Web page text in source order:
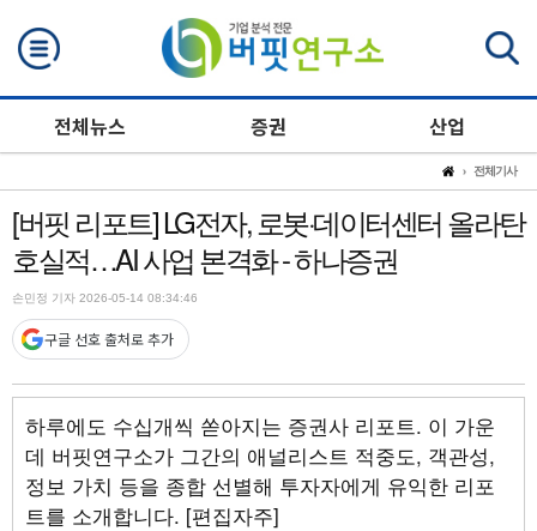
전체뉴스 증권 산업
전체기사
[버핏 리포트] LG전자, 로봇·데이터센터 올라탄
호실적…AI 사업 본격화 - 하나증권
손민정 기자 2026-05-14 08:34:46
구글 선호 출처로 추가
하루에도 수십개씩 쏟아지는 증권사 리포트. 이 가운
데 버핏연구소가 그간의 애널리스트 적중도, 객관성,
정보 가치 등을 종합 선별해 투자자에게 유익한 리포
트를 소개합니다. [편집자주]
검색